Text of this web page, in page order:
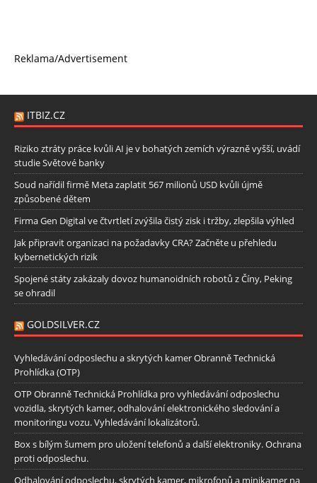
Reklama/Advertisement
ITBIZ.CZ
Riziko ztráty práce kvůli AI je v bohatých zemích výrazně vyšší, uvádí
studie Světové banky
Soud nařídil firmě Meta zaplatit 567 milionů USD kvůli újmě
způsobené dětem
Firma Gen Digital ve čtvrtletí zvýšila čistý zisk i tržby, zlepšila výhled
Jak připravit organizaci na požadavky CRA? Začněte u přehledu
kybernetických rizik
Spojené státy zakázaly dovoz humanoidních robotů z Číny, Peking
se ohradil
GOLDSILVER.CZ
Vyhledávání odposlechu a skrytých kamer Obranně Technická
Prohlídka (OTP)
OTP Obranně Technická Prohlídka pro vyhledávání odposlechu
vozidla, skrytých kamer, odhalování elektronického sledování a
monitoringu vozu. Vyhledávání lokalizátorů.
Box s bílým šumem pro uložení telefonů a další elektroniky. Ochrana
proti odposlechu.
Odhalování odposlechu, skrytých kamer, mikrofonů a minikamer na